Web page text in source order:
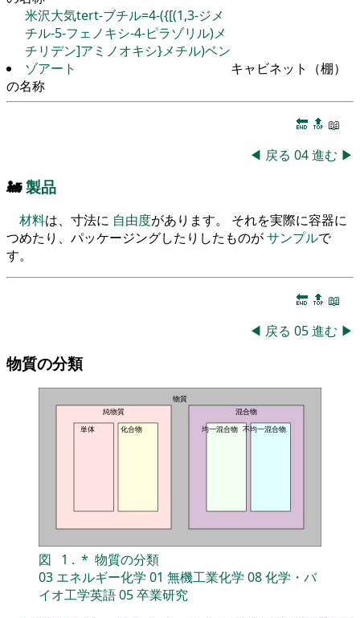
米沢大気tert-ブチル=4-({[(1,3-ジメ
チル-5-フェノキシ-4-ピラゾリル)メ
チリデン]アミノオキシ}メチル)ベン
ゾアート
キャビネット（棚）
の名称
🔚 🔝 📖
◀ 戻る 04進む ▶
🚂製品
材料は、寸法に 自由度があります。 それを実際に容器に
つめたり、パッケージングしたりしたものがサンプルで
す。
🔚 🔝 📖
◀ 戻る 05進む ▶
物質の分類
物質
純物質
単体
化合物
混合物
均一混合物 不均一混合物
図 1 . * 物質の分類
03 エネルギー化学 01 無機工業化学 08化学・バ
イオ工学英語05卒業研究